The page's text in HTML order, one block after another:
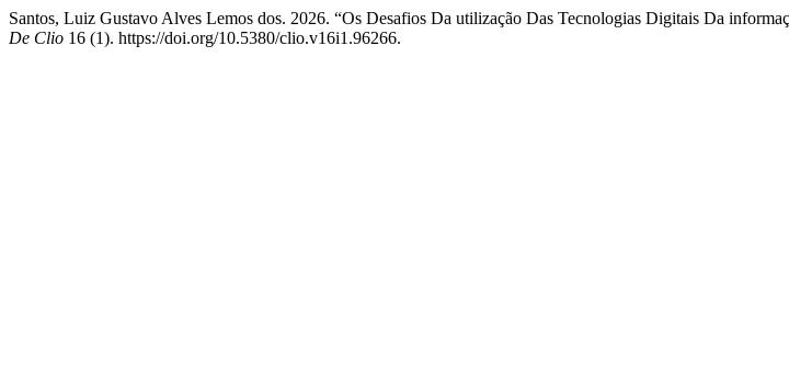
Santos, Luiz Gustavo Alves Lemos dos. 2026. “Os Desafios Da utilização Das Tecnologias Digitais Da
De Clio 16 (1). https://doi.org/10.5380/clio.v16i1.96266.